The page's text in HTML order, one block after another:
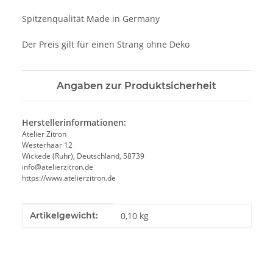
Spitzenqualität Made in Germany
Der Preis gilt für einen Strang ohne Deko
Angaben zur Produktsicherheit
Herstellerinformationen:
Atelier Zitron
Westerhaar 12
Wickede (Ruhr), Deutschland, 58739
info@atelierzitron.de
https://www.atelierzitron.de
Produkteigenschaft
Wert
Artikelgewicht: 0,10 kg